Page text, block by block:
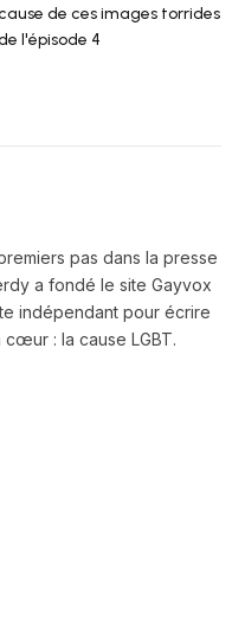
de ces images torrides
l'épisode 4
pas dans la presse
a fondé le site Gayvox
indépendant pour écrire
: la cause LGBT.